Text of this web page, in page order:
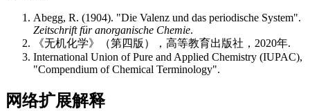
Abegg, R. (1904). "Die Valenz und das periodische System".
Zeitschrift für anorganische Chemie.
《无机化学》（第四版），高等教育出版社，2020年.
International Union of Pure and Applied Chemistry (IUPAC),
"Compendium of Chemical Terminology".
网络扩展解释